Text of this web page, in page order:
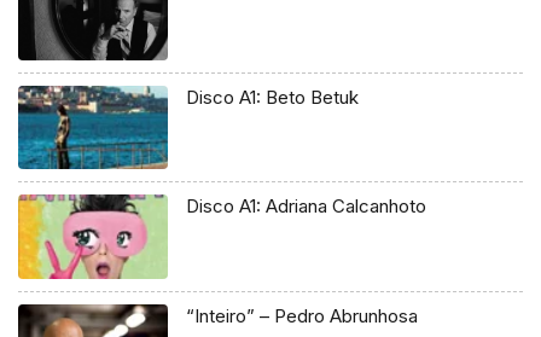
Disco A1: Beto Betuk
Disco A1: Adriana Calcanhoto
“Inteiro” – Pedro Abrunhosa